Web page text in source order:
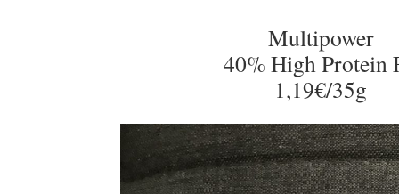
Multipower
40% High Protein
1,19€/35g